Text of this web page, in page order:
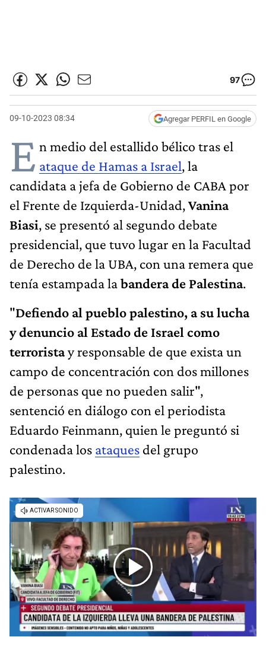
97
09-10-2023 08:34 Agregar PERFIL en Google
E n medio del estallido bélico tras el
ataque de Hamas a Israel, la
candidata a jefa de Gobierno de CABA por
el Frente de Izquierda-Unidad,Vanina
Biasi, se presentó al segundo debate
presidencial, que tuvo lugar en la Facultad
de Derecho de la UBA, con una remera que
tenía estampada labandera de Palestina.
"Defiendo al pueblo palestino, a su lucha
y denuncio al Estado de Israel como
terroristay responsable de que exista un
campo de concentración con dos millones
de personas que no pueden salir",
sentenció en diálogo con el periodista
Eduardo Feinmann, quien le preguntó si
condenada los ataques del grupo
palestino.